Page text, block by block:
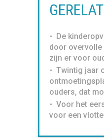
De
door
zijn er voor
Twintig jaar
ouders, dat
Voor het
voor een